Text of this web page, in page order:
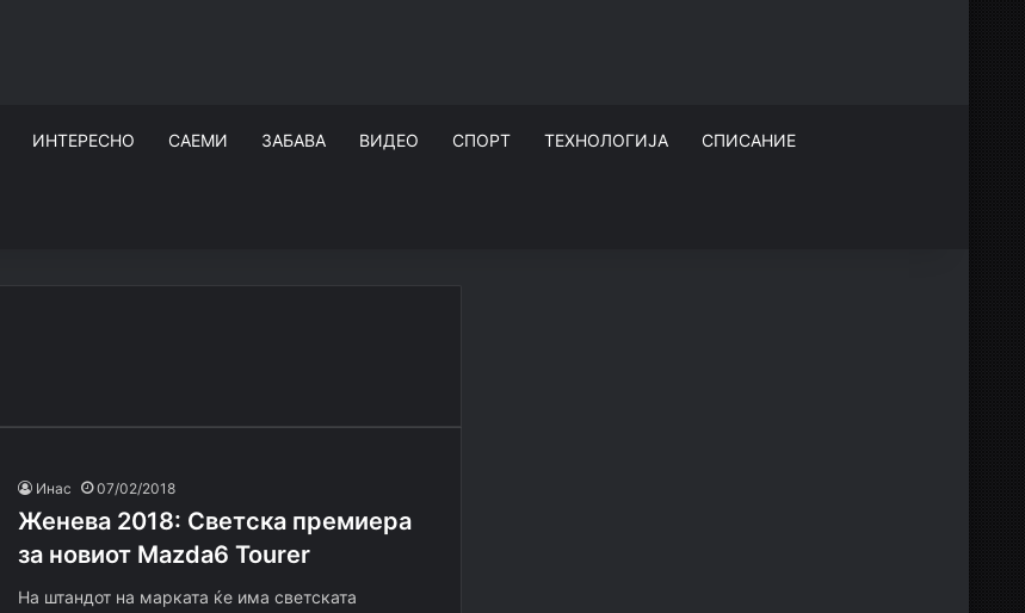
ИНТЕРЕСНО САЕМИ ЗАБАВА ВИДЕО СПОРТ ТЕХНОЛОГИЈА СПИСАНИЕ
Инас 07/02/2018
Женева 2018: Светска премиера
за новиот Mazda6 Tourer
На штандот на марката ќе има светската